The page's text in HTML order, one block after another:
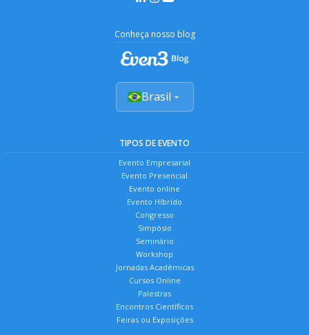
Conheça nosso blog
Brasil
TIPOS DE EVENTO
Evento Empresarial
Evento Presencial
Evento online
Evento Híbrido
Congresso
Simpósio
Seminário
Workshop
Jornadas Acadêmicas
Cursos Online
Palestras
Encontros Científicos
Feiras ou Exposições